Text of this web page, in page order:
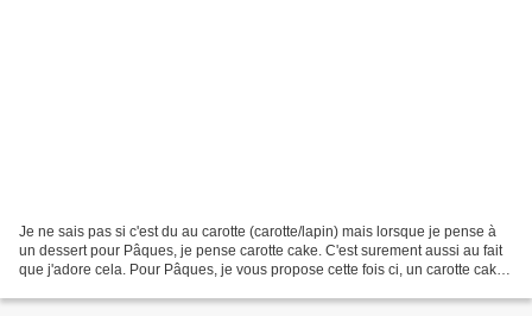
Je ne sais pas si c'est du au carotte (carotte/lapin) mais lorsque je pense à
un dessert pour Pâques, je pense carotte cake. C'est surement aussi au fait
que j'adore cela. Pour Pâques, je vous propose cette fois ci, un carotte cake